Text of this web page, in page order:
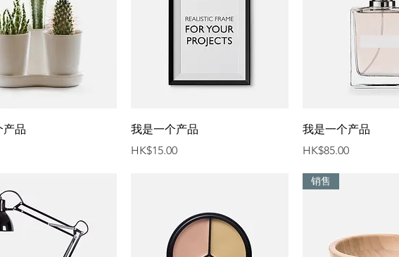
快速瀏覽
产品
快速瀏覽
我是一个产品
價格
HK$15.00
快速瀏覽
我是一个产品
價格
HK$85.00
销售